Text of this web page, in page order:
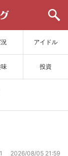
アイドル
味 投資
2026/08/05 21:59